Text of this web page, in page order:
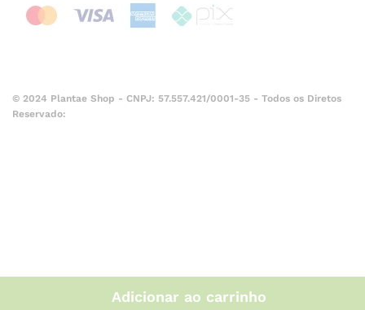
Adicionar ao carrinho
© 2024 Plantae Shop - CNPJ: 57.557.421/0001-35 - Todos os Diretos
Reservado: